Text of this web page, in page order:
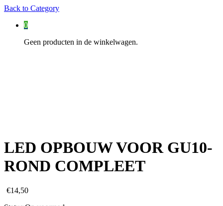
Back to Category
0
Geen producten in de winkelwagen.
LED OPBOUW VOOR GU10-
ROND COMPLEET
€14,50